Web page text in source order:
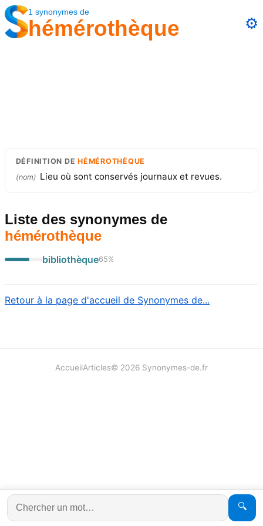
1 synonymes de
hémérothèque ⚙️
DÉFINITION DEHÉMÉROTHÈQUE
(nom) Lieu où sont conservés journaux et revues.
Liste des synonymes de
hémérothèque
bibliothèque65%
Retour à la page d'accueil de Synonymes de...
🔍
AccueilArticles© 2026 Synonymes-de.fr